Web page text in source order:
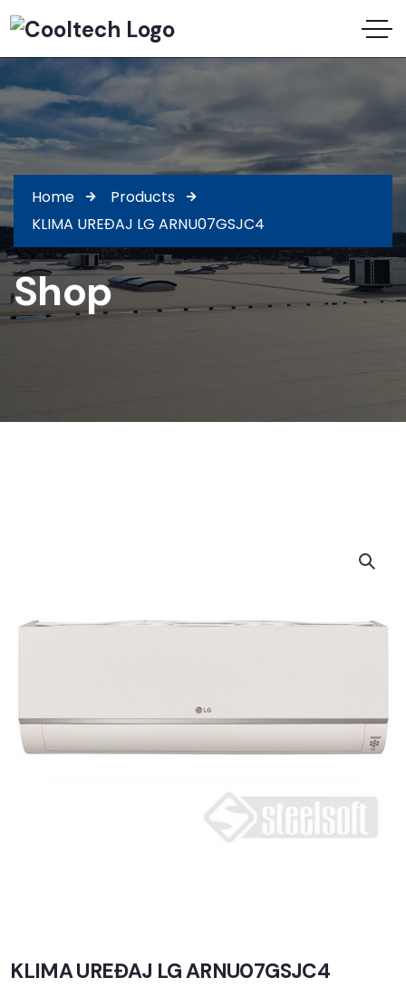
Home
Products
KLIMA UREĐAJ LG ARNU07GSJC4
Shop
KLIMA UREĐAJ LG ARNU07GSJC4